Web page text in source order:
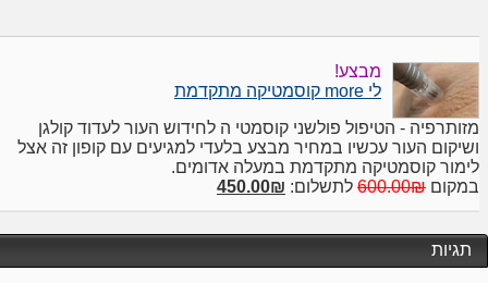
מבצע!
לי more קוסמטיקה מתקדמת
מזותרפיה - הטיפול פולשני קוסמטי ה לחידוש העור לעדוד קולגן
ושיקום העור עכשיו במחיר מבצע בלעדי למגיעים עם קופון זה אצל
לימור קוסמטיקה מתקדמת במעלה אדומים.
במקום 600.00₪ לתשלום: 450.00₪
תגיות